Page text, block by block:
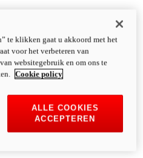
te klikken gaat u akkoord met het
voor het verbeteren van
websitegebruik en om ons te
Cookie policy
ALLE COOKIES
ACCEPTEREN